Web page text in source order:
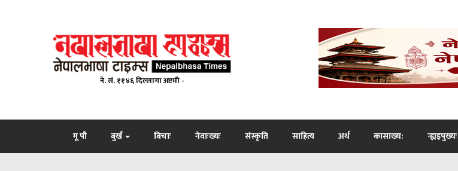
ने. सं. ११४६ दिल्लागा अष्टमी -
मू पौ बुखँ बिचाः नेवाःख्यः संस्कृति साहित्य अर्थ कासाख्य: न्ह्यइपुख्यः